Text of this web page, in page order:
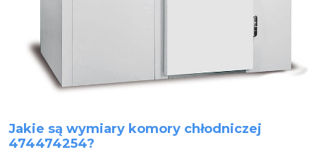
Jakie są wymiary komory chłodniczej
474474254?